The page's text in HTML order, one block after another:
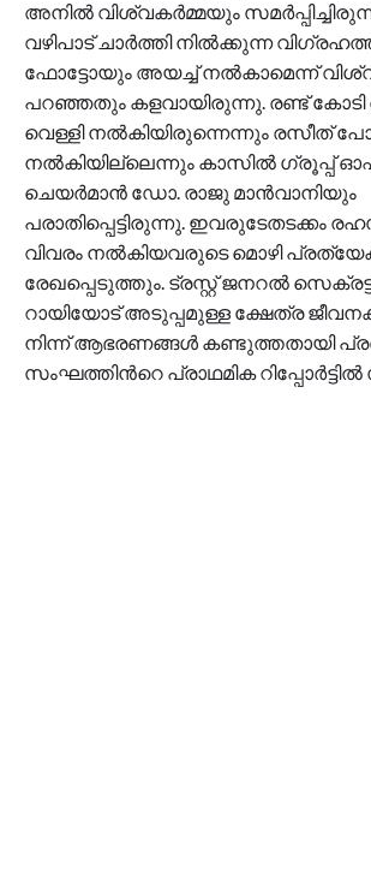
അനില്‍ വിശ്വകര്‍മ്മയും
വഴിപാട് ചാര്‍ത്തി നില്‍ക്കുന്ന
ഫോട്ടോയും അയച്ച് നല്‍കാമെന്ന്
പറഞ്ഞതും കളവായിരുന്നു. രണ്ട്
വെള്ളി നല്‍കിയിരുന്നെന്നും രസീത്
നല്‍കിയില്ലെന്നും കാസില്‍ ഗ്രൂപ്പ്
ചെയര്‍മാന്‍ ഡോ. രാജു മാന്‍വാനിയും
പരാതിപ്പെട്ടിരുന്നു. ഇവരുടേതടക്കം
വിവരം നല്‍കിയവരുടെ മൊഴി
രേഖപ്പെടുത്തും. ട്രസ്റ്റ് ജനറല്‍
റായിയോട് അടുപ്പമുള്ള ക്ഷേത്ര
നിന്ന് ആഭരണങ്ങള്‍ കണ്ടുത്തതായി
സംഘത്തിന്‍റെ പ്രാഥമിക